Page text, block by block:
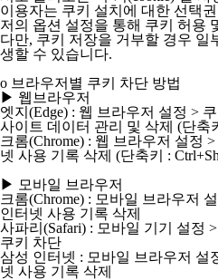
이용자는 쿠키 설치에 대한 선택
저의 옵션 설정을 통해 쿠키 허용
다만, 쿠키 저장을 거부할 경우 일
생할 수 있습니다.
ο 브라우저별 쿠키 차단 방법
▶ 웹브라우저
엣지(Edge) : 웹 브라우저 설정 >
사이트 데이터 관리 및 삭제 (단축
크롬(Chrome) : 웹 브라우저 설정
넷 사용 기록 삭제 (단축키 :
▶ 모바일 브라우저
크롬(Chrome) : 모바일 브라우저
인터넷 사용 기록 삭제
사파리(Safari) : 모바일 기기 설정
쿠키 차단
삼성 인터넷 : 모바일 브라우저 설
넷 사용 기록 삭제